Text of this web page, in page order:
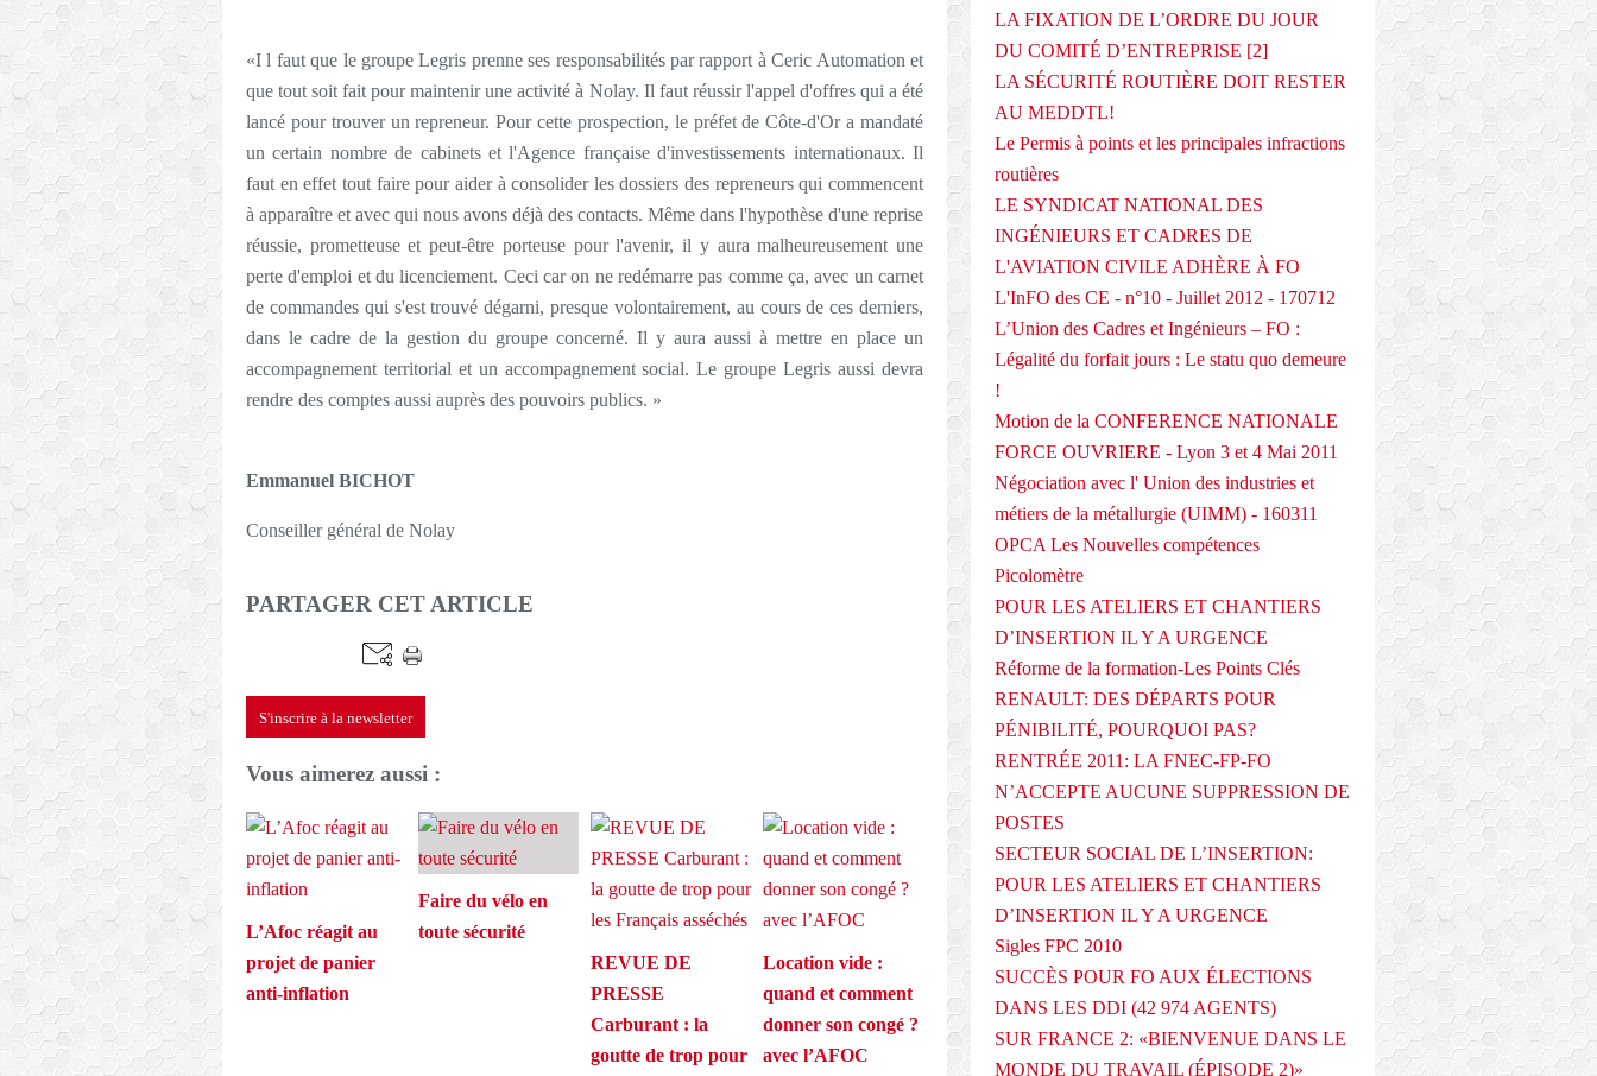
«I l faut que le groupe Legris prenne ses responsabilités par rapport à Ceric Automation et
que tout soit fait pour maintenir une activité à Nolay. Il faut réussir l'appel d'offres qui a été
lancé pour trouver un repreneur. Pour cette prospection, le préfet de Côte-d'Or a mandaté
un certain nombre de cabinets et l'Agence française d'investissements internationaux. Il
faut en effet tout faire pour aider à consolider les dossiers des repreneurs qui commencent
à apparaître et avec qui nous avons déjà des contacts. Même dans l'hypothèse d'une reprise
réussie, prometteuse et peut-être porteuse pour l'avenir, il y aura malheureusement une
perte d'emploi et du licenciement. Ceci car on ne redémarre pas comme ça, avec un carnet
de commandes qui s'est trouvé dégarni, presque volontairement, au cours de ces derniers,
dans le cadre de la gestion du groupe concerné. Il y aura aussi à mettre en place un
accompagnement territorial et un accompagnement social. Le groupe Legris aussi devra
rendre des comptes aussi auprès des pouvoirs publics. »
Emmanuel BICHOT
Conseiller général de Nolay
PARTAGER CET ARTICLE
S'inscrire à la newsletter
Vous aimerez aussi :
L’Afoc réagit au
projet de panier
anti-inflation
Faire du vélo en
toute sécurité
REVUE DE
PRESSE
Carburant : la
goutte de trop pour
Location vide :
quand et comment
donner son congé ?
avec l’AFOC
LA FIXATION DE L’ORDRE DU JOUR
DU COMITÉ D’ENTREPRISE [2]
LA SÉCURITÉ ROUTIÈRE DOIT RESTER
AU MEDDTL!
Le Permis à points et les principales infractions
routières
LE SYNDICAT NATIONAL DES
INGÉNIEURS ET CADRES DE
L'AVIATION CIVILE ADHÈRE À FO
L'InFO des CE - n°10 - Juillet 2012 - 170712
L’Union des Cadres et Ingénieurs – FO :
Légalité du forfait jours : Le statu quo demeure
!
Motion de la CONFERENCE NATIONALE
FORCE OUVRIERE - Lyon 3 et 4 Mai 2011
Négociation avec l' Union des industries et
métiers de la métallurgie (UIMM) - 160311
OPCA Les Nouvelles compétences
Picolomètre
POUR LES ATELIERS ET CHANTIERS
D’INSERTION IL Y A URGENCE
Réforme de la formation-Les Points Clés
RENAULT: DES DÉPARTS POUR
PÉNIBILITÉ, POURQUOI PAS?
RENTRÉE 2011: LA FNEC-FP-FO
N’ACCEPTE AUCUNE SUPPRESSION DE
POSTES
SECTEUR SOCIAL DE L’INSERTION:
POUR LES ATELIERS ET CHANTIERS
D’INSERTION IL Y A URGENCE
Sigles FPC 2010
SUCCÈS POUR FO AUX ÉLECTIONS
DANS LES DDI (42 974 AGENTS)
SUR FRANCE 2: «BIENVENUE DANS LE
MONDE DU TRAVAIL (ÉPISODE 2)»